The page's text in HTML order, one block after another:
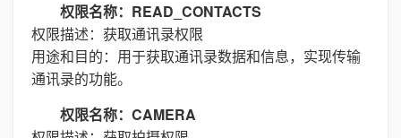
权限名称：READ_CONTACTS
权限描述：获取通讯录权限
用途和目的：用于获取通讯录数据和信息，实现传输
通讯录的功能。
权限名称：CAMERA